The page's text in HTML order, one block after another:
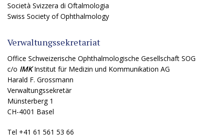
Società Svizzera di Oftalmologia
Swiss Society of Ophthalmology
Verwaltungssekretariat
Office Schweizerische Ophthalmologische Gesellschaft SOG
c/o IMKInstitut für Medizin und Kommunikation AG
Harald F. Grossmann
Verwaltungssekretär
Münsterberg 1
CH-4001 Basel
Tel +41 61 561 53 66